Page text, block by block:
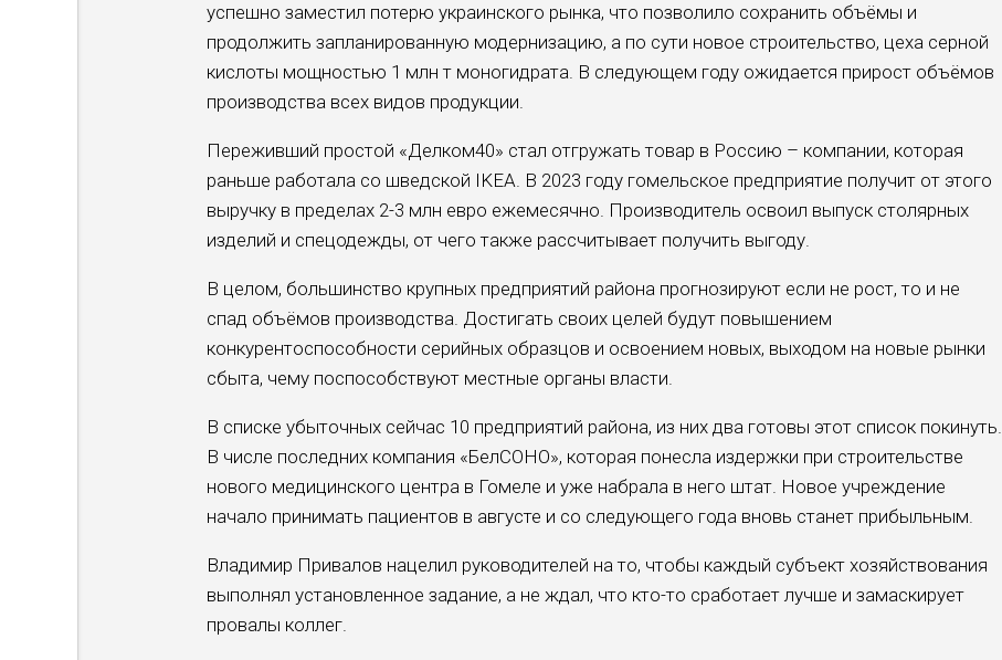
успешно заместил потерю украинского рынка, что позволило сохранить объёмы и
продолжить запланированную модернизацию, а по сути новое строительство, цеха серной
кислоты мощностью 1 млн т моногидрата. В следующем году ожидается прирост объёмов
производства всех видов продукции.
Переживший простой «Делком40» стал отгружать товар в Россию – компании, которая
раньше работала со шведской IKEA. В 2023 году гомельское предприятие получит от этого
выручку в пределах 2-3 млн евро ежемесячно. Производитель освоил выпуск столярных
изделий и спецодежды, от чего также рассчитывает получить выгоду.
В целом, большинство крупных предприятий района прогнозируют если не рост, то и не
спад объёмов производства. Достигать своих целей будут повышением
конкурентоспособности серийных образцов и освоением новых, выходом на новые рынки
сбыта, чему поспособствуют местные органы власти.
В списке убыточных сейчас 10 предприятий района, из них два готовы этот список покинуть.
В числе последних компания «БелСОНО», которая понесла издержки при строительстве
нового медицинского центра в Гомеле и уже набрала в него штат. Новое учреждение
начало принимать пациентов в августе и со следующего года вновь станет прибыльным.
Владимир Привалов нацелил руководителей на то, чтобы каждый субъект хозяйствования
выполнял установленное задание, а не ждал, что кто-то сработает лучше и замаскирует
провалы коллег.